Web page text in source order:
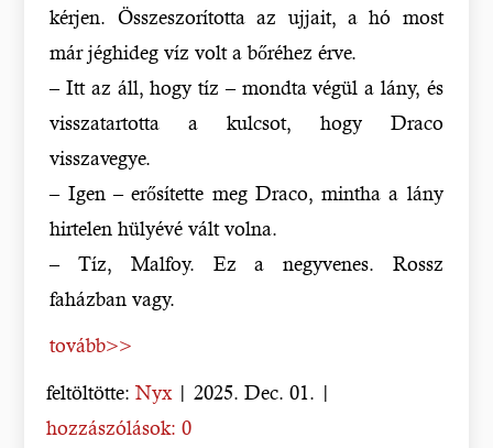
kérjen. Összeszorította az ujjait, a hó most
már jéghideg víz volt a bőréhez érve.
– Itt az áll, hogy tíz – mondta végül a lány, és
visszatartotta a kulcsot, hogy Draco
visszavegye.
– Igen – erősítette meg Draco, mintha a lány
hirtelen hülyévé vált volna.
– Tíz, Malfoy. Ez a negyvenes. Rossz
faházban vagy.
tovább>>
feltöltötte:Nyx | 2025. Dec. 01. |
hozzászólások: 0